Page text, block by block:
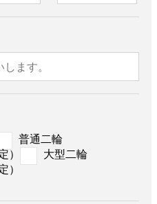
普通二輪
）
大型二輪
）